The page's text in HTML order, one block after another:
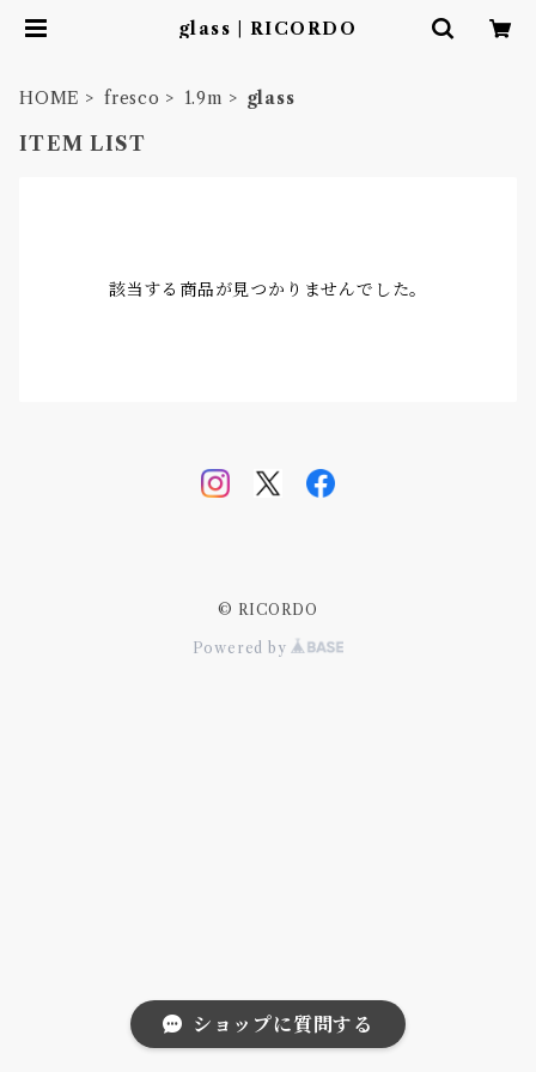
glass | RICORDO
HOME fresco 1.9m glass
ITEM LIST
該当する商品が見つかりませんでした。
© RICORDO
Powered by
ショップに質問する